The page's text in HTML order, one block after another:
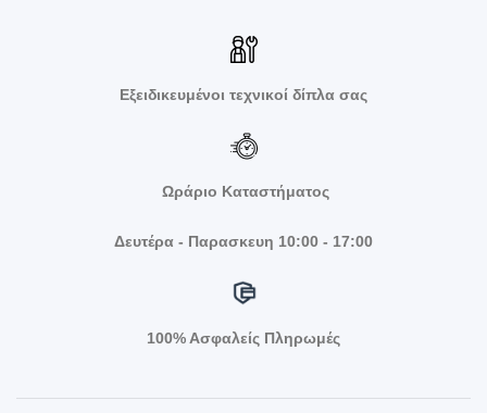
Εξειδικευμένοι τεχνικοί δίπλα σας
Ωράριο Καταστήματος
Δευτέρα - Παρασκευη 10:00 - 17:00
100% Ασφαλείς Πληρωμές